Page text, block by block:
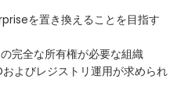
を置き換えることを目指す
完全な所有権が必要な組織
よびレジストリ運用が求められ